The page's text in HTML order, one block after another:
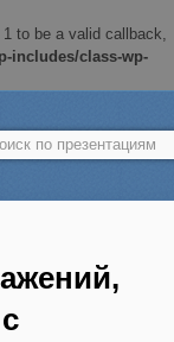
to be a valid callback,
includes/class-wp-